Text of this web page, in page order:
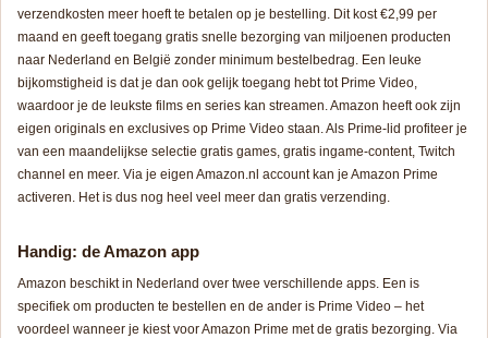
verzendkosten meer hoeft te betalen op je bestelling. Dit kost €2,99 per
maand en geeft toegang gratis snelle bezorging van miljoenen producten
naar Nederland en België zonder minimum bestelbedrag. Een leuke
bijkomstigheid is dat je dan ook gelijk toegang hebt tot Prime Video,
waardoor je de leukste films en series kan streamen. Amazon heeft ook zijn
eigen originals en exclusives op Prime Video staan. Als Prime-lid profiteer je
van een maandelijkse selectie gratis games, gratis ingame-content, Twitch
channel en meer. Via je eigen Amazon.nl account kan je Amazon Prime
activeren. Het is dus nog heel veel meer dan gratis verzending.
Handig: de Amazon app
Amazon beschikt in Nederland over twee verschillende apps. Een is
specifiek om producten te bestellen en de ander is Prime Video – het
voordeel wanneer je kiest voor Amazon Prime met de gratis bezorging. Via